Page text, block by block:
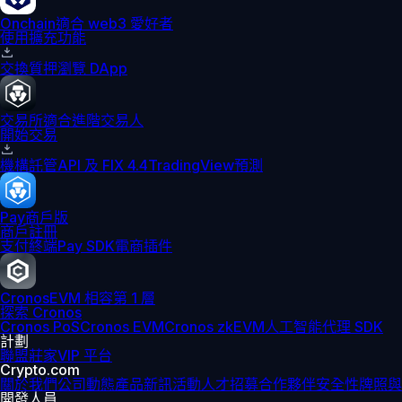
Onchain適合 web3 愛好者
使用擴充功能
交換質押瀏覽 DApp
交易所適合進階交易人
開始交易
機構託管API 及 FIX 4.4TradingView預測
Pay商戶版
商戶註冊
支付終端Pay SDK電商插件
CronosEVM 相容第 1 層
探索 Cronos
Cronos PoSCronos EVMCronos zkEVM人工智能代理 SDK
計劃
聯盟莊家VIP 平台
Crypto.com
關於我們公司動態產品新訊活動人才招募合作夥伴安全性牌照
開發人員